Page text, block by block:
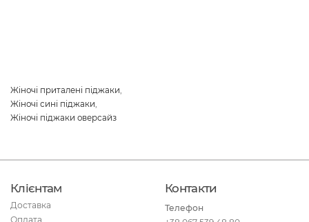
Жіночі приталені піджаки,
Жіночі сині піджаки,
Жіночі піджаки оверсайз
Клієнтам
Доставка
Оплата
Контакти
Телефон